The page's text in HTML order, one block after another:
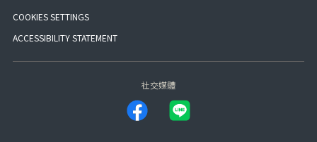
COOKIES SETTINGS
ACCESSIBILITY STATEMENT
社交媒體